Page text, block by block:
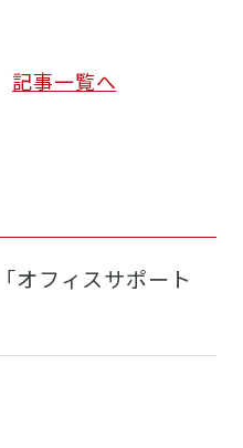
記事一覧へ
オフィスサポート